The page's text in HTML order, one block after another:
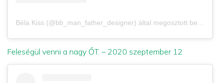
Feleségül venni a nagy ŐT. – 2020 szeptember 12